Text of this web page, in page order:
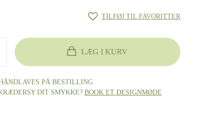
VVS
W/Si
TILFØJ TIL FAVORITTER
LÆG I KURV
PÅ BESTILLING
DIT SMYKKE? BOOK ET DESIGNMØDE